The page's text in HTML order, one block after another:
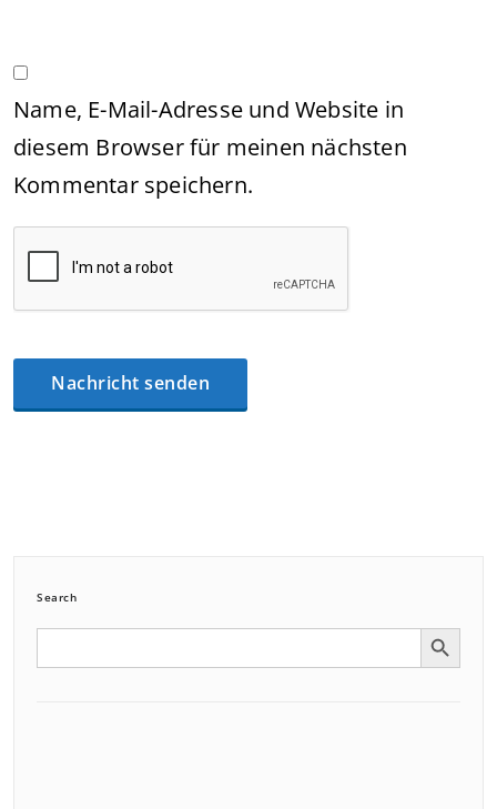
Name, E-Mail-Adresse und Website in
diesem Browser für meinen nächsten
Kommentar speichern.
Search
Search Search Button